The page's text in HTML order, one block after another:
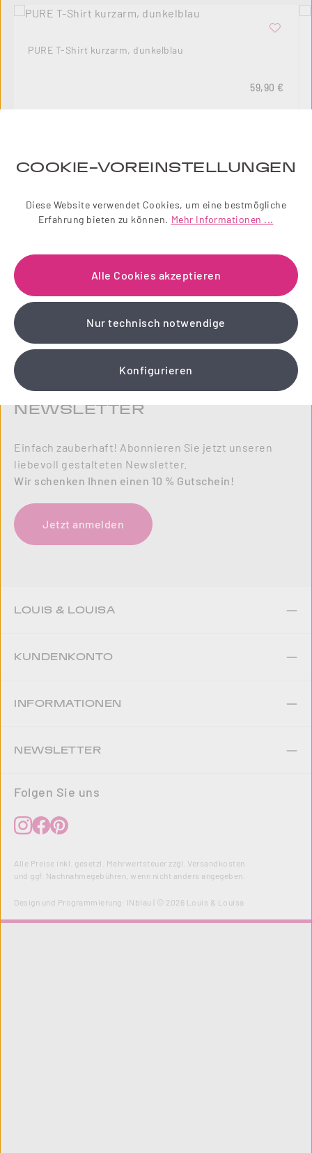
PURE T-Shirt kurzarm, dunkelblau
Regulärer
59,90 €
NEWSLETTER
Einfach zauberhaft! Abonnieren Sie jetzt unseren
liebevoll gestalteten Newsletter.
Wir schenken Ihnen einen 10 % Gutschein!
Jetzt anmelden
LOUIS & LOUISA
KUNDENKONTO
INFORMATIONEN
NEWSLETTER
Folgen Sie uns
Alle Preise inkl. gesetzl. Mehrwertsteuer zzgl. Versandkosten
und ggf. Nachnahmegebühren, wenn nicht anders angegeben.
Design und Programmierung: INblau | © 2026 Louis & Louisa
COOKIE-VOREINSTELLUNGEN
Diese Website verwendet Cookies, um eine bestmögliche
Erfahrung bieten zu können. Mehr Informationen ...
Alle Cookies akzeptieren
Nur technisch notwendige
Konfigurieren